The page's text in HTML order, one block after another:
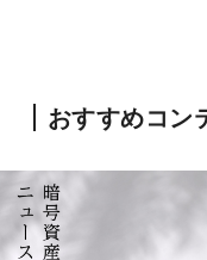
おすすめコン